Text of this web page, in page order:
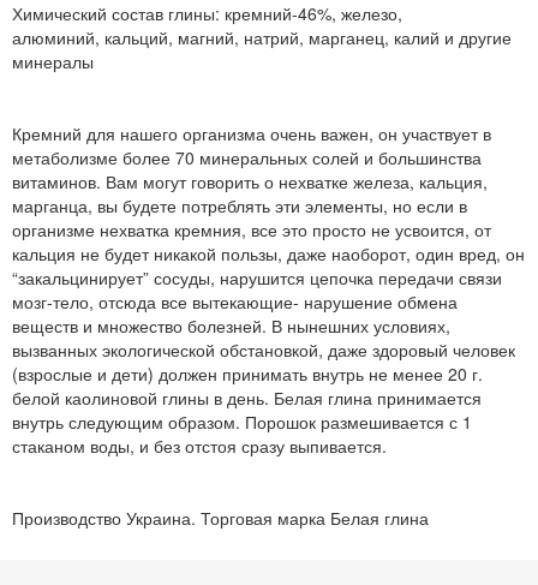
Химический состав глины: кремний-46%, железо,
алюминий, кальций, магний, натрий, марганец, калий и другие
минералы
Кремний для нашего организма очень важен, он участвует в
метаболизме более 70 минеральных солей и большинства
витаминов. Вам могут говорить о нехватке железа, кальция,
марганца, вы будете потреблять эти элементы, но если в
организме нехватка кремния, все это просто не усвоится, от
кальция не будет никакой пользы, даже наоборот, один вред, он
“закальцинирует” сосуды, нарушится цепочка передачи связи
мозг-тело, отсюда все вытекающие- нарушение обмена
веществ и множество болезней. В нынешних условиях,
вызванных экологической обстановкой, даже здоровый человек
(взрослые и дети) должен принимать внутрь не менее 20 г.
белой каолиновой глины в день. Белая глина принимается
внутрь следующим образом. Порошок размешивается с 1
стаканом воды, и без отстоя сразу выпивается.
Производство Украина. Торговая марка Белая глина